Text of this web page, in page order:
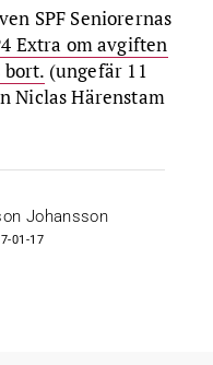
SPF Seniorernas
Extra om avgiften
bort. (ungefär 11
Niclas Härenstam
Johansson
01-17